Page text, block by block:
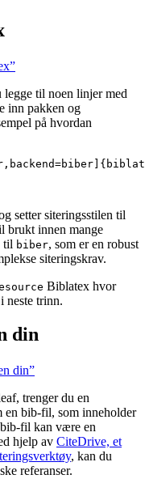
til noen linjer med
inn pakken og
på hvordan
]{
setter siteringsstilen til
brukt innen mange
til biber, som er en robust
siteringskrav.
Biblatex hvor
neste trinn.
din
din”
trenger du en
en bib-fil, som inneholder
fil kan være en
hjelp av CiteDrive, et
, kan du
referanser.